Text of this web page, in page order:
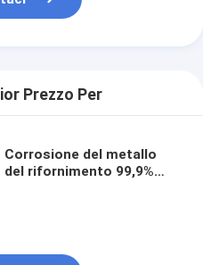
Prezzo Per
Corrosione del metallo
del rifornimento 99,9%